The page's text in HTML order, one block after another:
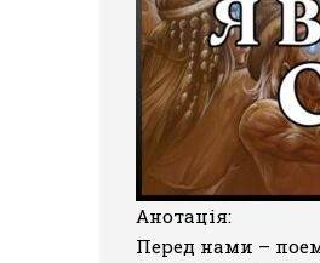
Анотація:
Перед нами –